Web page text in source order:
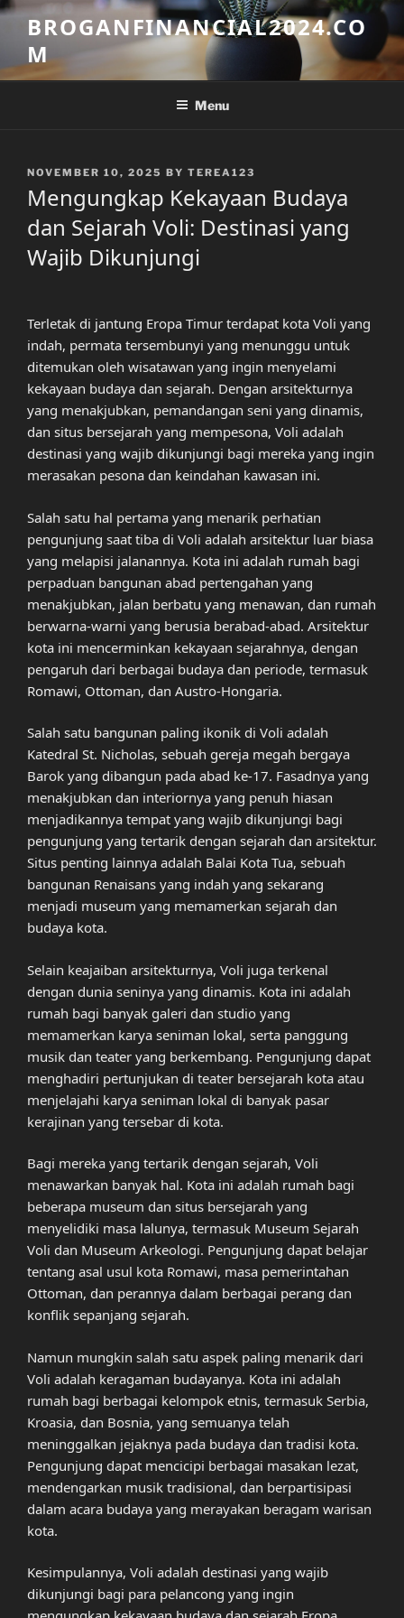
Skip
content
BROGANFINANCIAL2024.CO
M
Menu
POSTED
NOVEMBER 10, 2025 BY TEREA123
Mengungkap Kekayaan Budaya
dan Sejarah Voli: Destinasi yang
Wajib Dikunjungi
Terletak di jantung Eropa Timur terdapat kota Voli yang
indah, permata tersembunyi yang menunggu untuk
ditemukan oleh wisatawan yang ingin menyelami
kekayaan budaya dan sejarah. Dengan arsitekturnya
yang menakjubkan, pemandangan seni yang dinamis,
dan situs bersejarah yang mempesona, Voli adalah
destinasi yang wajib dikunjungi bagi mereka yang ingin
merasakan pesona dan keindahan kawasan ini.
Salah satu hal pertama yang menarik perhatian
pengunjung saat tiba di Voli adalah arsitektur luar biasa
yang melapisi jalanannya. Kota ini adalah rumah bagi
perpaduan bangunan abad pertengahan yang
menakjubkan, jalan berbatu yang menawan, dan rumah
berwarna-warni yang berusia berabad-abad. Arsitektur
kota ini mencerminkan kekayaan sejarahnya, dengan
pengaruh dari berbagai budaya dan periode, termasuk
Romawi, Ottoman, dan Austro-Hongaria.
Salah satu bangunan paling ikonik di Voli adalah
Katedral St. Nicholas, sebuah gereja megah bergaya
Barok yang dibangun pada abad ke-17. Fasadnya yang
menakjubkan dan interiornya yang penuh hiasan
menjadikannya tempat yang wajib dikunjungi bagi
pengunjung yang tertarik dengan sejarah dan arsitektur.
Situs penting lainnya adalah Balai Kota Tua, sebuah
bangunan Renaisans yang indah yang sekarang
menjadi museum yang memamerkan sejarah dan
budaya kota.
Selain keajaiban arsitekturnya, Voli juga terkenal
dengan dunia seninya yang dinamis. Kota ini adalah
rumah bagi banyak galeri dan studio yang
memamerkan karya seniman lokal, serta panggung
musik dan teater yang berkembang. Pengunjung dapat
menghadiri pertunjukan di teater bersejarah kota atau
menjelajahi karya seniman lokal di banyak pasar
kerajinan yang tersebar di kota.
Bagi mereka yang tertarik dengan sejarah, Voli
menawarkan banyak hal. Kota ini adalah rumah bagi
beberapa museum dan situs bersejarah yang
menyelidiki masa lalunya, termasuk Museum Sejarah
Voli dan Museum Arkeologi. Pengunjung dapat belajar
tentang asal usul kota Romawi, masa pemerintahan
Ottoman, dan perannya dalam berbagai perang dan
konflik sepanjang sejarah.
Namun mungkin salah satu aspek paling menarik dari
Voli adalah keragaman budayanya. Kota ini adalah
rumah bagi berbagai kelompok etnis, termasuk Serbia,
Kroasia, dan Bosnia, yang semuanya telah
meninggalkan jejaknya pada budaya dan tradisi kota.
Pengunjung dapat mencicipi berbagai masakan lezat,
mendengarkan musik tradisional, dan berpartisipasi
dalam acara budaya yang merayakan beragam warisan
kota.
Kesimpulannya, Voli adalah destinasi yang wajib
dikunjungi bagi para pelancong yang ingin